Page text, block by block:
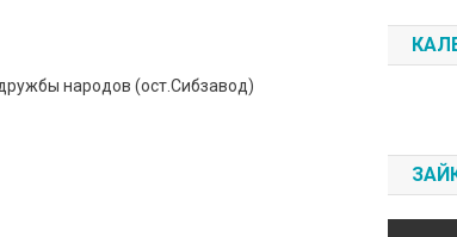
народов (ост.Сибзавод)